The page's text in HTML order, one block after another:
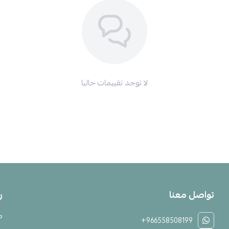
لا توجد تقييمات حاليا
تواصل معنا
+966558508199